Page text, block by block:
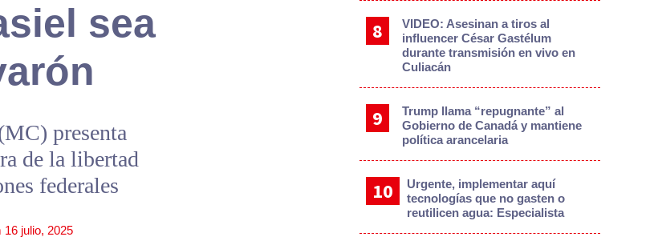
sea
presenta
de la libertad
federales
16 julio, 2025
VIDEO: Asesinan a tiros al
influencer César Gastélum
durante transmisión en vivo en
Culiacán
Trump llama “repugnante” al
Gobierno de Canadá y mantiene
política arancelaria
Urgente, implementar aquí
tecnologías que no gasten o
reutilicen agua: Especialista